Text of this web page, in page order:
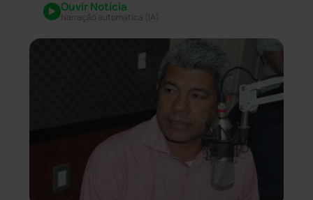
Ouvir Notícia
Narração automática (IA)